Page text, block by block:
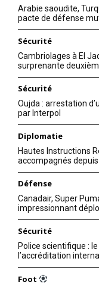
Arabie saoudite,
pacte de défense
Sécurité
Cambriolages à El
surprenante
Sécurité
Oujda : arrestation
par Interpol
Diplomatie
Hautes Instructions
accompagnés depuis
Défense
Canadair, Super
impressionnant
Sécurité
Police scientifique :
l’accréditation
Foot